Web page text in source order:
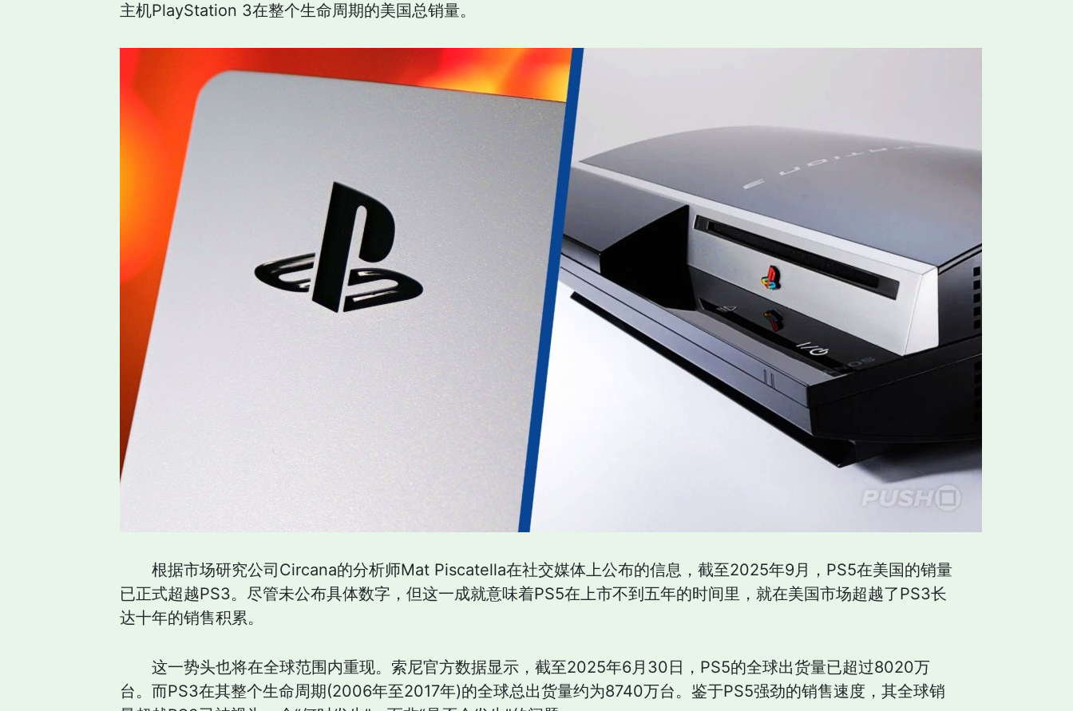
主机PlayStation 3在整个生命周期的美国总销量。
根据市场研究公司Circana的分析师Mat Piscatella在社交媒体上公布的信息，截至2025年9月，PS5在美国的销量
已正式超越PS3。尽管未公布具体数字，但这一成就意味着PS5在上市不到五年的时间里，就在美国市场超越了PS3长
达十年的销售积累。
这一势头也将在全球范围内重现。索尼官方数据显示，截至2025年6月30日，PS5的全球出货量已超过8020万
台。而PS3在其整个生命周期(2006年至2017年)的全球总出货量约为8740万台。鉴于PS5强劲的销售速度，其全球销